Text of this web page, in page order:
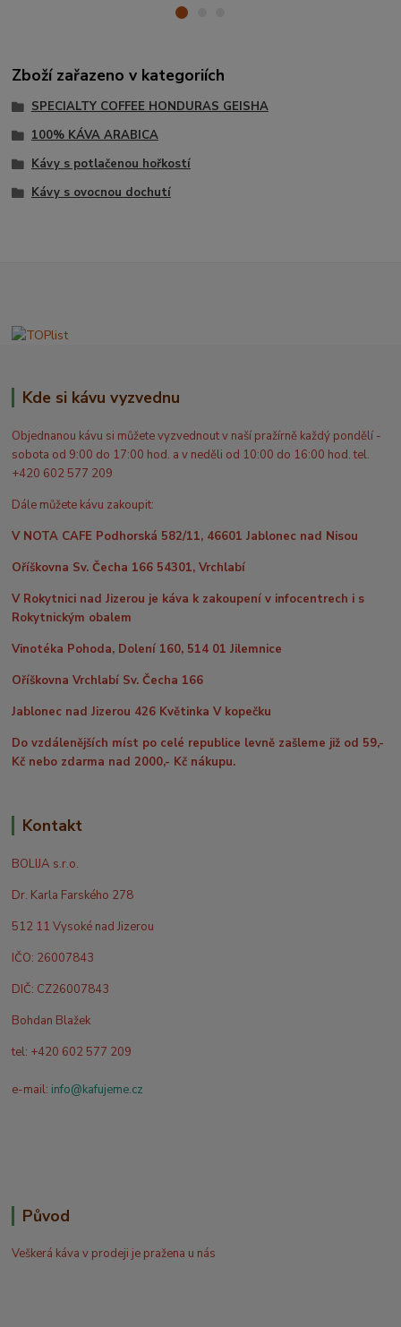
Zboží zařazeno v kategoriích
SPECIALTY COFFEE HONDURAS GEISHA
100% KÁVA ARABICA
Kávy s potlačenou hořkostí
Kávy s ovocnou dochutí
Kde si kávu vyzvednu
Objednanou kávu si můžete vyzvednout v naší pražírně každý pondělí -
sobota od 9:00 do 17:00 hod. a v neděli od 10:00 do 16:00 hod. tel.
+420 602 577 209
Dále můžete kávu zakoupit:
V NOTA CAFE Podhorská 582/11, 46601 Jablonec nad Nisou
Oříškovna Sv. Čecha 166 54301, Vrchlabí
V Rokytnici nad Jizerou je káva k zakoupení v infocentrech i s
Rokytnickým obalem
Vinotéka Pohoda, Dolení 160, 514 01 Jilemnice
Oříškovna Vrchlabí Sv. Čecha 166
Jablonec nad Jizerou 426 Květinka V kopečku
Do vzdálenějších míst po celé republice levně zašleme již od 59,-
Kč nebo zdarma nad 2000,- Kč nákupu.
Kontakt
BOLIJA s.r.o.
Dr. Karla Farského 278
512 11 Vysoké nad Jizerou
IČO: 26007843
DIČ: CZ26007843
Bohdan Blažek
tel: +420 602 577 209
e-mail: info@kafujeme.cz
Původ
Veškerá káva v prodeji je pražena u nás